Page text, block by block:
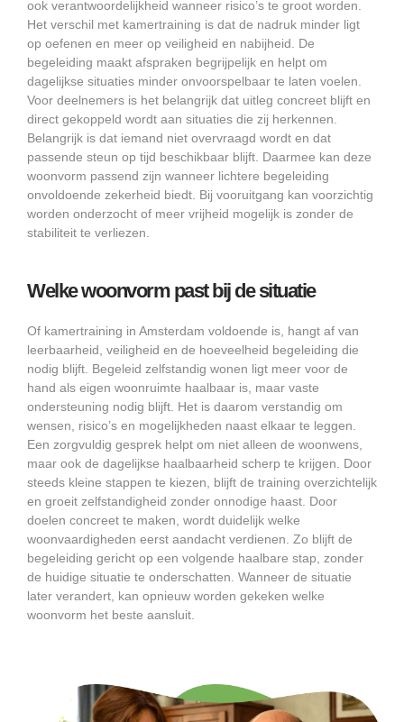
ook verantwoordelijkheid wanneer risico’s te groot worden.
Het verschil met kamertraining is dat de nadruk minder ligt
op oefenen en meer op veiligheid en nabijheid. De
begeleiding maakt afspraken begrijpelijk en helpt om
dagelijkse situaties minder onvoorspelbaar te laten voelen.
Voor deelnemers is het belangrijk dat uitleg concreet blijft en
direct gekoppeld wordt aan situaties die zij herkennen.
Belangrijk is dat iemand niet overvraagd wordt en dat
passende steun op tijd beschikbaar blijft. Daarmee kan deze
woonvorm passend zijn wanneer lichtere begeleiding
onvoldoende zekerheid biedt. Bij vooruitgang kan voorzichtig
worden onderzocht of meer vrijheid mogelijk is zonder de
stabiliteit te verliezen.
Welke woonvorm past bij de situatie
Of kamertraining in Amsterdam voldoende is, hangt af van
leerbaarheid, veiligheid en de hoeveelheid begeleiding die
nodig blijft. Begeleid zelfstandig wonen ligt meer voor de
hand als eigen woonruimte haalbaar is, maar vaste
ondersteuning nodig blijft. Het is daarom verstandig om
wensen, risico’s en mogelijkheden naast elkaar te leggen.
Een zorgvuldig gesprek helpt om niet alleen de woonwens,
maar ook de dagelijkse haalbaarheid scherp te krijgen. Door
steeds kleine stappen te kiezen, blijft de training overzichtelijk
en groeit zelfstandigheid zonder onnodige haast. Door
doelen concreet te maken, wordt duidelijk welke
woonvaardigheden eerst aandacht verdienen. Zo blijft de
begeleiding gericht op een volgende haalbare stap, zonder
de huidige situatie te onderschatten. Wanneer de situatie
later verandert, kan opnieuw worden gekeken welke
woonvorm het beste aansluit.